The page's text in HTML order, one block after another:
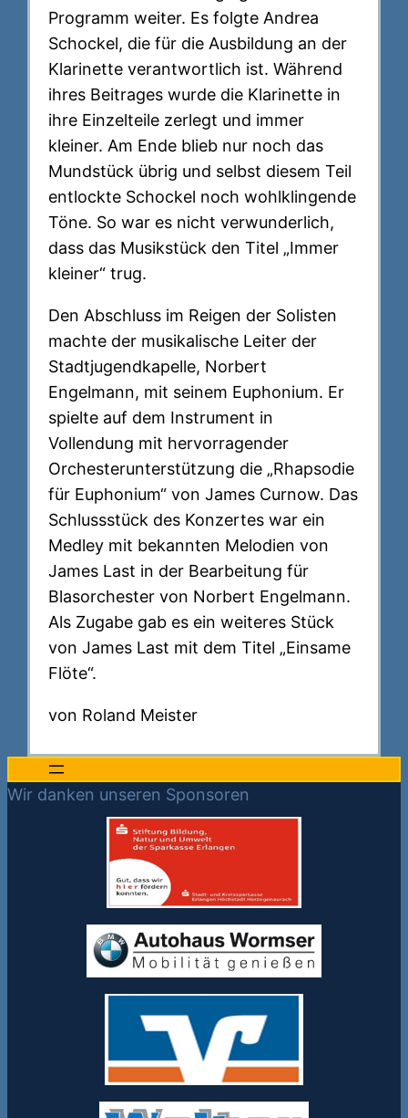
Programm weiter. Es folgte Andrea
Schockel, die für die Ausbildung an der
Klarinette verantwortlich ist. Während
ihres Beitrages wurde die Klarinette in
ihre Einzelteile zerlegt und immer
kleiner. Am Ende blieb nur noch das
Mundstück übrig und selbst diesem Teil
entlockte Schockel noch wohlklingende
Töne. So war es nicht verwunderlich,
dass das Musikstück den Titel „Immer
kleiner“ trug.
Den Abschluss im Reigen der Solisten
machte der musikalische Leiter der
Stadtjugendkapelle, Norbert
Engelmann, mit seinem Euphonium. Er
spielte auf dem Instrument in
Vollendung mit hervorragender
Orchesterunterstützung die „Rhapsodie
für Euphonium“ von James Curnow. Das
Schlussstück des Konzertes war ein
Medley mit bekannten Melodien von
James Last in der Bearbeitung für
Blasorchester von Norbert Engelmann.
Als Zugabe gab es ein weiteres Stück
von James Last mit dem Titel „Einsame
Flöte“.
von Roland Meister
Wir danken unseren Sponsoren